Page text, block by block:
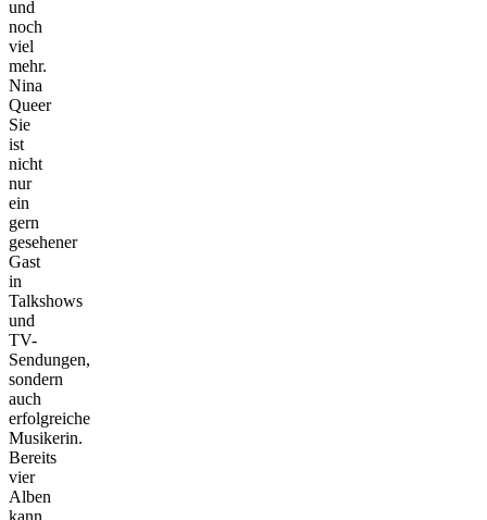
und
noch
viel
mehr.
Nina
Queer
Sie
ist
nicht
nur
ein
gern
gesehener
Gast
in
Talkshows
und
TV-
Sendungen,
sondern
auch
erfolgreiche
Musikerin.
Bereits
vier
Alben
kann